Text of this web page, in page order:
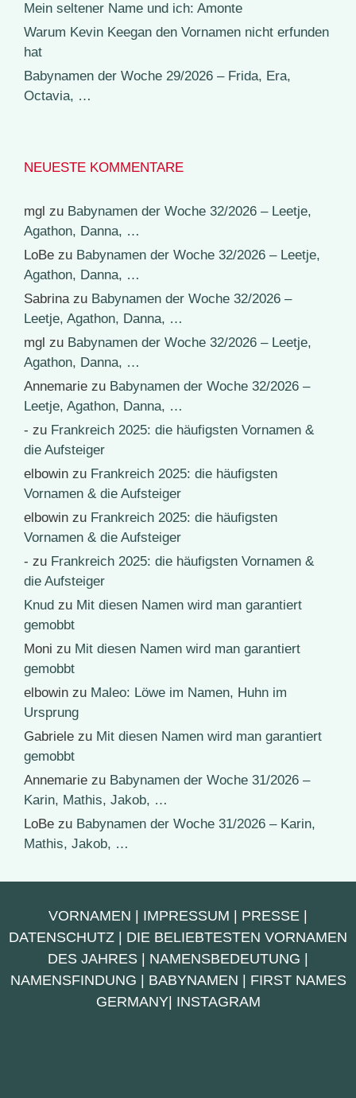
Mein seltener Name und ich: Amonte
Warum Kevin Keegan den Vornamen nicht erfunden
hat
Babynamen der Woche 29/2026 – Frida, Era,
Octavia, …
NEUESTE KOMMENTARE
mgl zu Babynamen der Woche 32/2026 – Leetje,
Agathon, Danna, …
LoBe zu Babynamen der Woche 32/2026 – Leetje,
Agathon, Danna, …
Sabrinazu Babynamen der Woche 32/2026 –
Leetje, Agathon, Danna, …
mgl zu Babynamen der Woche 32/2026 – Leetje,
Agathon, Danna, …
Annemarie zu Babynamen der Woche 32/2026 –
Leetje, Agathon, Danna, …
- zu Frankreich 2025: die häufigsten Vornamen &
die Aufsteiger
elbowin zu Frankreich 2025: die häufigsten
Vornamen & die Aufsteiger
elbowin zu Frankreich 2025: die häufigsten
Vornamen & die Aufsteiger
- zu Frankreich 2025: die häufigsten Vornamen &
die Aufsteiger
Knud zu Mit diesen Namen wird man garantiert
gemobbt
Moni zu Mit diesen Namen wird man garantiert
gemobbt
elbowin zu Maleo: Löwe im Namen, Huhn im
Ursprung
Gabriele zu Mit diesen Namen wird man garantiert
gemobbt
Annemarie zu Babynamen der Woche 31/2026 –
Karin, Mathis, Jakob, …
LoBe zu Babynamen der Woche 31/2026 – Karin,
Mathis, Jakob, …
VORNAMEN IMPRESSUM PRESSE
DATENSCHUTZ
DIE BELIEBTESTEN VORNAMEN
DES JAHRES
NAMENSBEDEUTUNG
NAMENSFINDUNG
BABYNAMEN
FIRST NAMES
GERMANY| INSTAGRAM